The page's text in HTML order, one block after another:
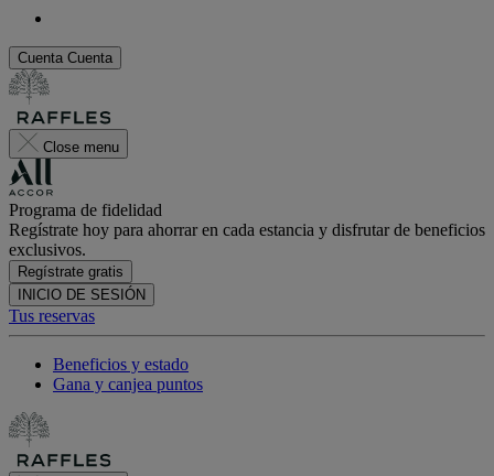
Cuenta Cuenta
Close menu
Programa de fidelidad
Regístrate hoy para ahorrar en cada estancia y disfrutar de beneficios
exclusivos.
Regístrate gratis
INICIO DE SESIÓN
Tus reservas
Beneficios y estado
Gana y canjea puntos